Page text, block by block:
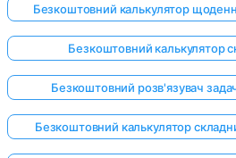
Безкоштовний калькулятор
Безкоштовний калькулятор
Безкоштовний розв'язувач
Безкоштовний калькулятор